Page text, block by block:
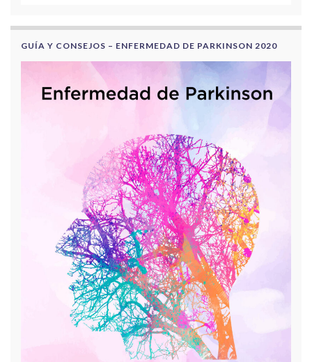
GUÍA Y CONSEJOS – ENFERMEDAD DE PARKINSON 2020